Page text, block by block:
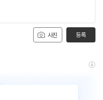
사진 등록